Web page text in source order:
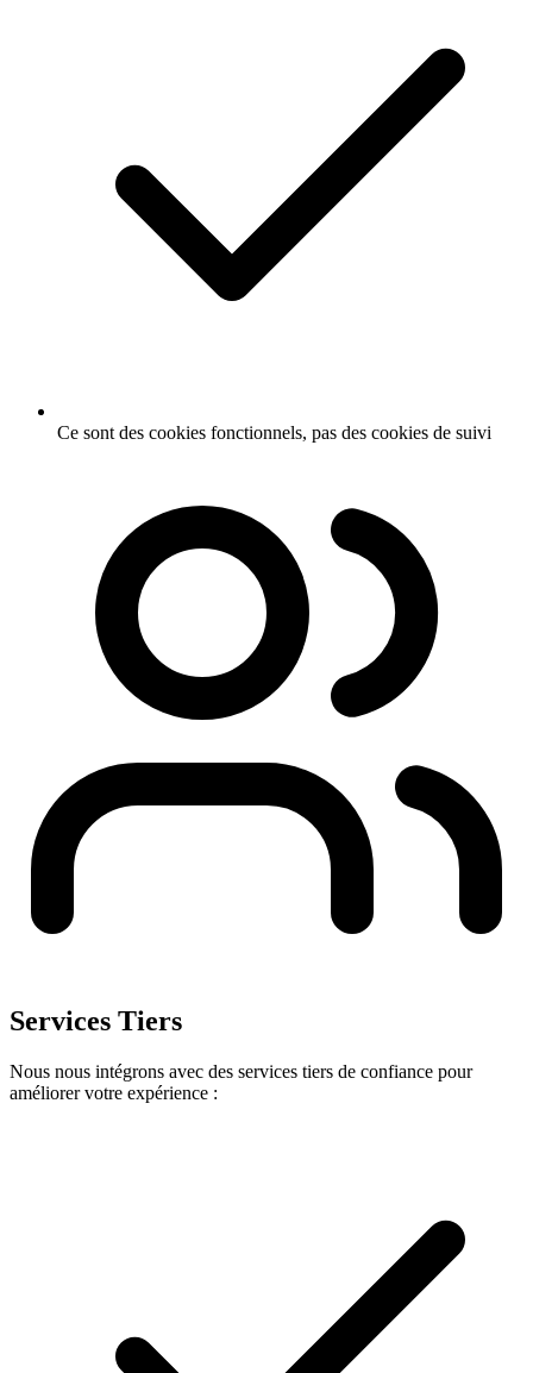
Ce sont des cookies fonctionnels, pas des cookies de suivi
Services Tiers
Nous nous intégrons avec des services tiers de confiance pour
améliorer votre expérience :